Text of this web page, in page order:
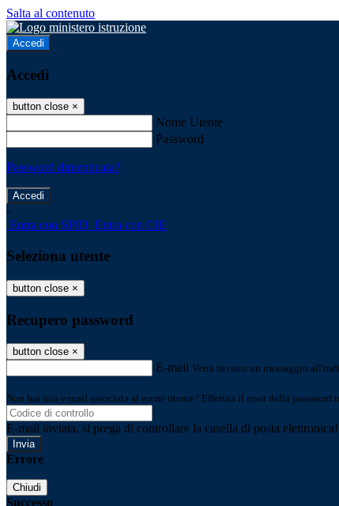
Salta al contenuto
Accedi
Accedi
button close ×
Nome Utente
Password
Password dimenticata?
-
Entra con SPID Entra con CIE
Seleziona utente
button close ×
Recupero password
button close ×
E-mail Verrà inviato un messaggio
Non hai una e-mail associata al nome utente? Effettua il reset della password
E-mail inviata, si prega di controllare la casella di posta elettronica!
Errore
Chiudi
Successo